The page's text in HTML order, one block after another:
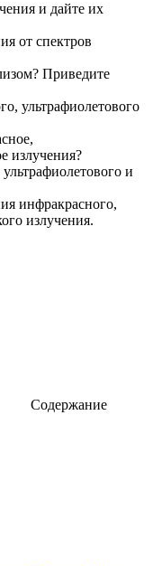
и дайте их
от спектров
Приведите
ультрафиолетового
излучения?
и
инфракрасного,
излучения.
Содержание